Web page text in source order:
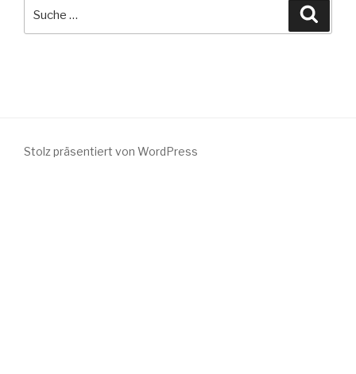
Stolz präsentiert von WordPress